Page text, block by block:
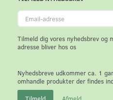
Email-
adresse
Tilmeld dig vores nyhedsbrev og
adresse bliver hos os
Nyhedsbreve udkommer ca. 1
omhandle produkter der findes